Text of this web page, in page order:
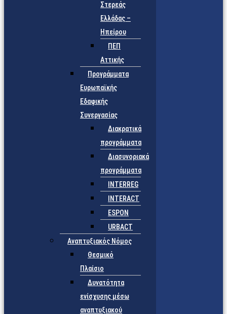
Στερεάς
Ελλάδας –
Ηπείρου
ΠΕΠ
Αττικής
Προγράμματα
Ευρωπαϊκής
Εδαφικής
Συνεργασίας
Διακρατικά
προγράμματα
Διασυνοριακά
προγράμματα
INTERREG
INTERACT
ESPON
URBACT
Αναπτυξιακός Νόμος
Θεσμικό
Πλαίσιο
Δυνατότητα
ενίσχυσης μέσω
αναπτυξιακού